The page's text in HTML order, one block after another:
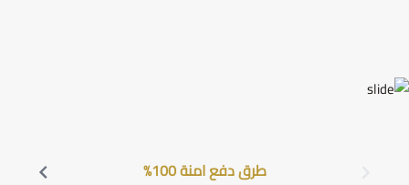
طرق دفع امنة 100%